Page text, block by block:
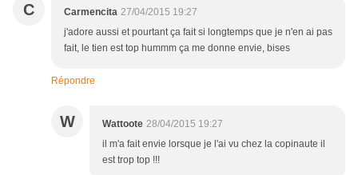
C Carmencita 27/04/2015 19:27
j'adore aussi et pourtant ça fait si longtemps que je n'en ai pas
fait, le tien est top hummm ça me donne envie, bises
Répondre
W Wattoote 28/04/2015 19:27
il m'a fait envie lorsque je l'ai vu chez la copinaute il
est trop top !!!